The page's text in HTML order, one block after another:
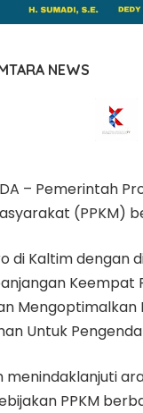
NEWS
–
(PPKM)
di Kaltim
Mengoptimalkan
Untuk
PPKM